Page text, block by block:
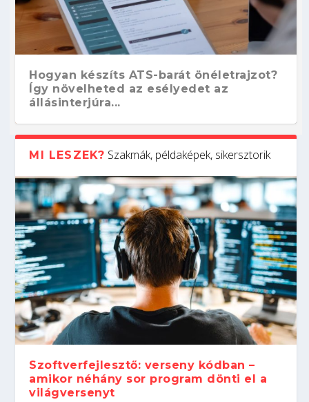
Hogyan készíts ATS-barát önéletrajzot?
Így növelheted az esélyedet az
állásinterjúra...
Kitalálod, mire használják ezeket a
gépeket?
Nem sikerült az egyetemi felvételi?
Tanulj szakmát!
Szoftverfejlesztő: verseny kódban –
amikor néhány sor program dönti el a
világversenyt...
Digitális detox – hogyan kapcsolódj ki
telefon nélkül?
MI LESZEK? Szakmák, példaképek, sikersztorik
Szoftverfejlesztő: verseny kódban –
amikor néhány sor program dönti el a
világversenyt